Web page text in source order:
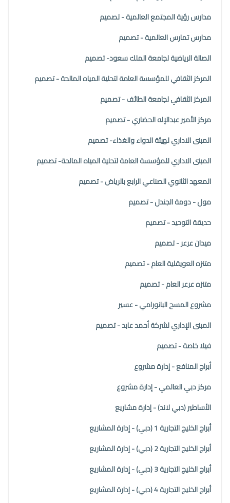
مدارس رؤية المجتمع العالمية - تصميم
مدارس تمارس العالمية - تصميم
الصالة الرياضية لجامعة الملك سعود- تصميم
المركز الثقافي للمؤسسة العامة لتحلية المياه المالحة - تصميم
المركز الثقافي لجامعة الطائف - تصميم
مركز الأمير عبدالإله الحضاري - تصميم
المبنى الاداري لهيئة الدواء والغذاء- تصميم
المبنى الاداري للمؤسسة العامة لتحلية المياه المالحة- تصميم
المعهد الثانوي الصناعي الرابع بالرياض - تصميم
مول - دومة الجندل - تصميم
حديقة التوحيد - تصميم
ميدان عرعر - تصميم
متنزه العويقلية العام - تصميم
متنزه عرعر العام - تصميم
مشروع المسح البانورامي - عسير
المبنى الإداري لشركة أحمد عابد - تصميم
فيلا خاصة - تصميم
أبراج المنافع - إدارة مشروع
مركز دبي العالمي - إدارة مشروع
الأساطير (دبي لاند) - إدارة مشاريع
أبراج الخليج التجارية 1 (دبي) - إدارة المشاريع
أبراج الخليج التجارية 2 (دبي) - إدارة المشاريع
أبراج الخليج التجارية 3 (دبي) - إدارة المشاريع
أبراج الخليج التجارية 4 (دبي) - إدارة المشاريع